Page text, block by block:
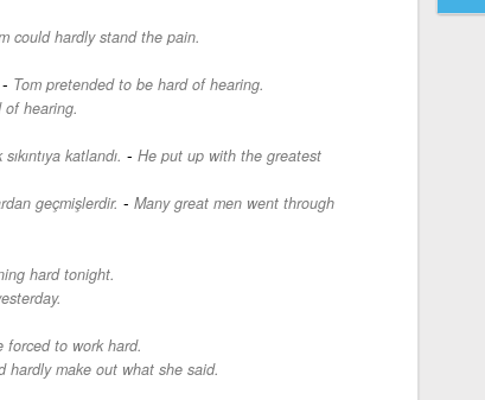
could hardly stand the pain.
- Tom pretended to be hard of hearing.
hearing.
katlandı. - He put up with the greatest
geçmişlerdir. - Many great men went through
hard tonight.
forced to work hard.
hardly make out what she said.